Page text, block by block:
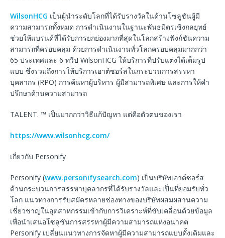
WilsonHCG เป็นผู้นำระดับโลกที่ได้รับรางวัลในด้านโซลูชันผู้มี
ความสามารถทั้งหมด การดำเนินงานในฐานะพันธมิตรเชิงกลยุทธ์
ช่วยให้แบรนด์ที่ได้รับการยกย่องมากที่สุดในโลกสร้างฟังก์ชันความ
สามารถที่ครอบคลุม ด้วยการดำเนินงานทั่วโลกครอบคลุมมากกว่า
65 ประเทศและ 6 ทวีป WilsonHCG ให้บริการที่ปรับแต่งได้เต็มรูป
แบบ ซึ่งรวมถึงการให้บริการเอาต์ซอร์สในกระบวนการสรรหา
บุคลากร (RPO) การค้นหาผู้บริหาร ผู้มีสามารถพิเศษ และการให้คำ
ปรึกษาด้านความสามารถ
TALENT. ™ เป็นมากกว่าวิธีแก้ปัญหา แต่คือตัวตนของเรา
https://www.wilsonhcg.com/
เกี่ยวกับ Personify
Personify (www.personifysearch.com) เป็นบริษัทเอาต์ซอร์ส
ด้านกระบวนการสรรหาบุคลากรที่ได้รับรางวัลและเป็นที่ยอมรับทั่ว
โลก แนวทางการรับสมัครหลายช่องทางของบริษัทผสมผสานความ
เชี่ยวชาญในอุตสาหกรรมเข้ากับการวิเคราะห์ที่ขับเคลื่อนด้วยข้อมูล
เพื่อนำเสนอโซลูชันการสรรหาผู้มีความสามารถแห่งอนาคต
Personify เปลี่ยนแนวทางการจัดหาผู้มีความสามารถแบบดั้งเดิมและ